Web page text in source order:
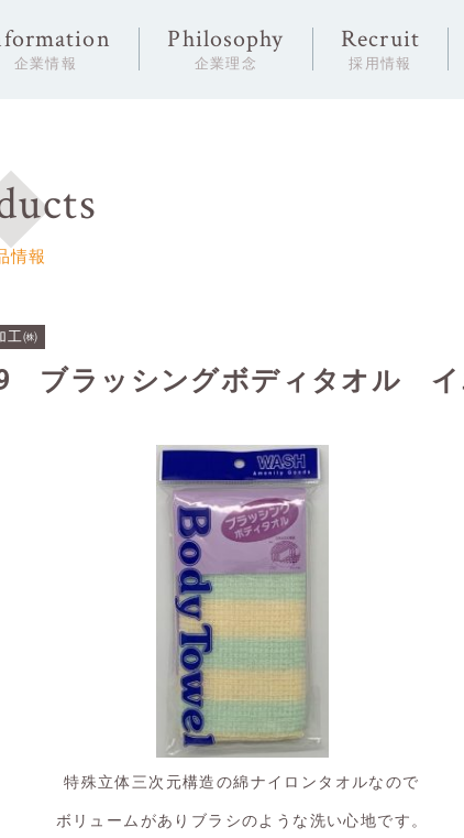
企業情報
Philosophy
企業理念
Recruit
採用情報
情報
工㈱
ブラッシングボディタオル イ
特殊立体三次元構造の綿ナイロンタオルなので
ボリュームがありブラシのような洗い心地です。